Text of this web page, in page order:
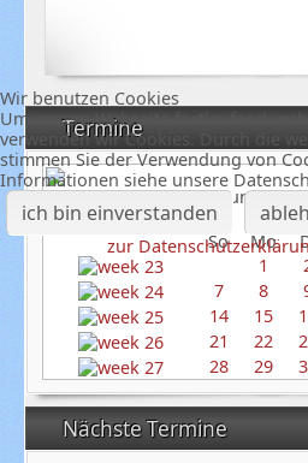
Termine
Juni 2026
So
Mo
1
7
8
14
15
21
22
28
29
Nächste Termine
Wir benutzen Cookies
Um unsere Webseite fortlaufend
verwenden wir Cookies. Durch die
stimmen Sie der Verwendung von
Informationen siehe unsere
ich bin einverstanden
zur